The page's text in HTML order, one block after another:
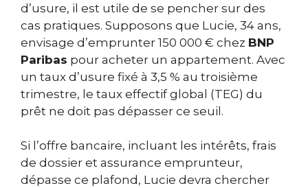
d’usure, il est utile de se pencher sur des
cas pratiques. Supposons que Lucie, 34 ans,
envisage d’emprunter 150 000 € chez BNP
Paribas pour acheter un appartement. Avec
un taux d’usure fixé à 3,5 % au troisième
trimestre, le taux effectif global (TEG) du
prêt ne doit pas dépasser ce seuil.
Si l’offre bancaire, incluant les intérêts, frais
de dossier et assurance emprunteur,
dépasse ce plafond, Lucie devra chercher